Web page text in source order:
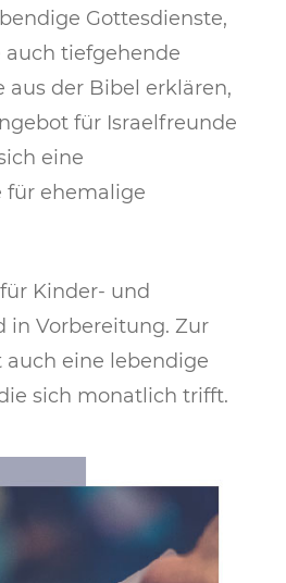
Gottesdienste,
auch tiefgehende
der Bibel erklären,
für Israelfreunde
eine
für ehemalige
Kinder- und
in Vorbereitung. Zur
eine lebendige
sich monatlich trifft.